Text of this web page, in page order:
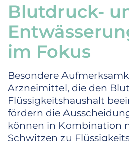
Blutdruck-
im Fokus
Besondere
Arzneimittel, die den
Flüssigkeitshaushalt
fördern die
können in Kombination
Schwitzen zu